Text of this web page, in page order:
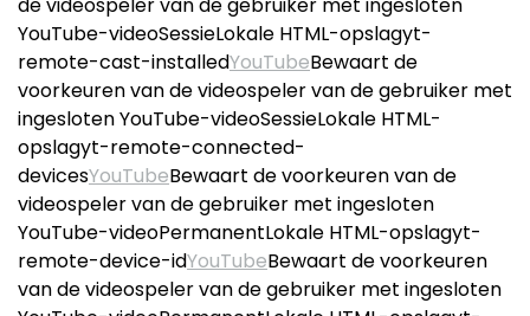
YouTube-videoSessieLokale HTML-opslagyt-
remote-cast-installedYouTubeBewaart de
voorkeuren van de videospeler van de gebruiker met
ingesloten YouTube-videoSessieLokale HTML-
opslagyt-remote-connected-
devicesYouTubeBewaart de voorkeuren van de
videospeler van de gebruiker met ingesloten
YouTube-videoPermanentLokale HTML-opslagyt-
remote-device-idYouTubeBewaart de voorkeuren
van de videospeler van de gebruiker met ingesloten